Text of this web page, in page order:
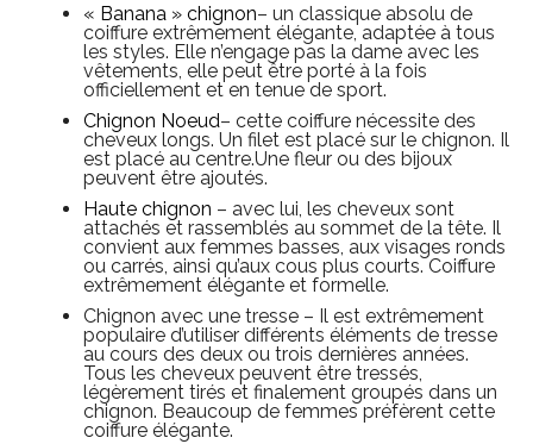
« Banana » chignon– un classique absolu de
coiffure extrêmement élégante, adaptée à tous
les styles. Elle n’engage pas la dame avec les
vêtements, elle peut être porté à la fois
officiellement et en tenue de sport.
Chignon Noeud– cette coiffure nécessite des
cheveux longs. Un filet est placé sur le chignon. Il
est placé au centre.Une fleur ou des bijoux
peuvent être ajoutés.
Haute chignon – avec lui, les cheveux sont
attachés et rassemblés au sommet de la tête. Il
convient aux femmes basses, aux visages ronds
ou carrés, ainsi qu’aux cous plus courts. Coiffure
extrêmement élégante et formelle.
Chignon avec une tresse – Il est extrêmement
populaire d’utiliser différents éléments de tresse
au cours des deux ou trois dernières années.
Tous les cheveux peuvent être tressés,
légèrement tirés et finalement groupés dans un
chignon. Beaucoup de femmes préfèrent cette
coiffure élégante.